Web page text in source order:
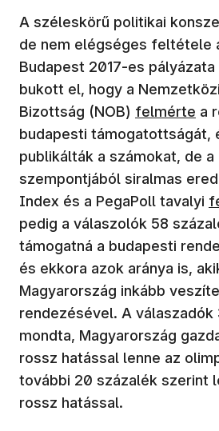
A széleskörű politikai
de nem elégséges feltétele
Budapest 2017-es
bukott el, hogy a
Bizottság (NOB) felmérte a
budapesti támogatottságát,
publikálták a számokat, de a
szempontjából siralmas
Index és a PegaPoll tavalyi
pedig a válaszolók 58
támogatná a budapesti
és ekkora azok aránya is,
Magyarország inkább
rendezésével. A válaszadók
mondta, Magyarország
rossz hatással lenne az
további 20 százalék szerint
rossz hatással.